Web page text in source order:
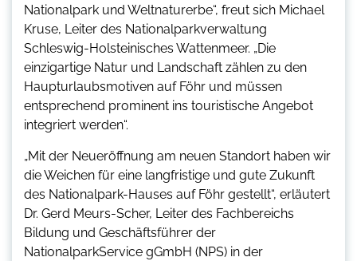
Nationalpark und Weltnaturerbe“, freut sich Michael
Kruse, Leiter des Nationalparkverwaltung
Schleswig-Holsteinisches Wattenmeer. „Die
einzigartige Natur und Landschaft zählen zu den
Haupturlaubsmotiven auf Föhr und müssen
entsprechend prominent ins touristische Angebot
integriert werden“.
„Mit der Neueröffnung am neuen Standort haben wir
die Weichen für eine langfristige und gute Zukunft
des Nationalpark-Hauses auf Föhr gestellt“, erläutert
Dr. Gerd Meurs-Scher, Leiter des Fachbereichs
Bildung und Geschäftsführer der
NationalparkService gGmbH (NPS) in der